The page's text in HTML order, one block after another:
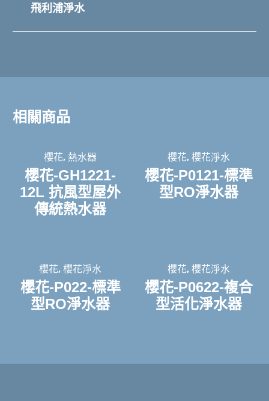
飛利浦淨水
相關商品
櫻花, 熱水器
櫻花-GH1221-
12L 抗風型屋外
傳統熱水器
櫻花, 櫻花淨水
櫻花-P0121-標準
型RO淨水器
櫻花,櫻花淨水
櫻花-P022-標準
型RO淨水器
櫻花, 櫻花淨水
櫻花-P0622-複合
型活化淨水器